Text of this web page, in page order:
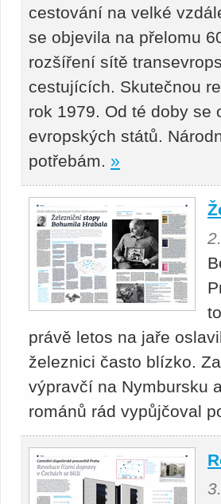
cestování na velké
se objevila na přelomu
rozšíření sítě
cestujících. Skutečnou
rok 1979. Od té doby se
evropských států.
potřebám. »
právě letos na jaře
železnici často blízko.
výpravčí na Nymbursku
románů rád vypůjčoval